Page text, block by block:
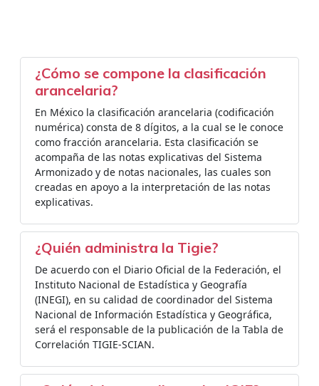
¿Cómo se compone la clasificación
arancelaria?
En México la clasificación arancelaria (codificación
numérica) consta de 8 dígitos, a la cual se le conoce
como fracción arancelaria. Esta clasificación se
acompaña de las notas explicativas del Sistema
Armonizado y de notas nacionales, las cuales son
creadas en apoyo a la interpretación de las notas
explicativas.
¿Quién administra la Tigie?
De acuerdo con el Diario Oficial de la Federación, el
Instituto Nacional de Estadística y Geografía
(INEGI), en su calidad de coordinador del Sistema
Nacional de Información Estadística y Geográfica,
será el responsable de la publicación de la Tabla de
Correlación TIGIE-SCIAN.